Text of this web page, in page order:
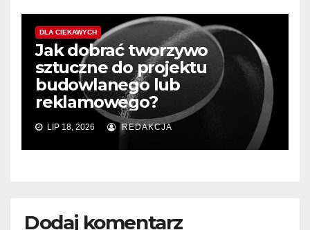
DLA CIEKAWYCH
Jak dobrać tworzywo
sztuczne do projektu
budowlanego lub
reklamowego?
LIP 18, 2026 REDAKCJA
Dodaj komentarz